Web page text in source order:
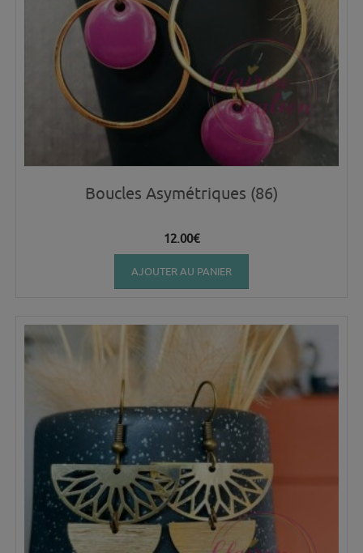
Boucles Asymétriques (86)
12.00€
AJOUTER AU PANIER